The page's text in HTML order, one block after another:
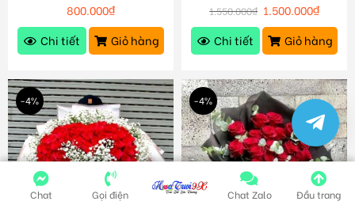
800.000₫
Chi tiết
Giỏ hàng
1.550.000₫ 1.500.000₫
Chi tiết
Giỏ hàng
-4% -4%
Chat Gọi điện Chat Zalo Đầu trang